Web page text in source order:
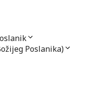
Poslanika)